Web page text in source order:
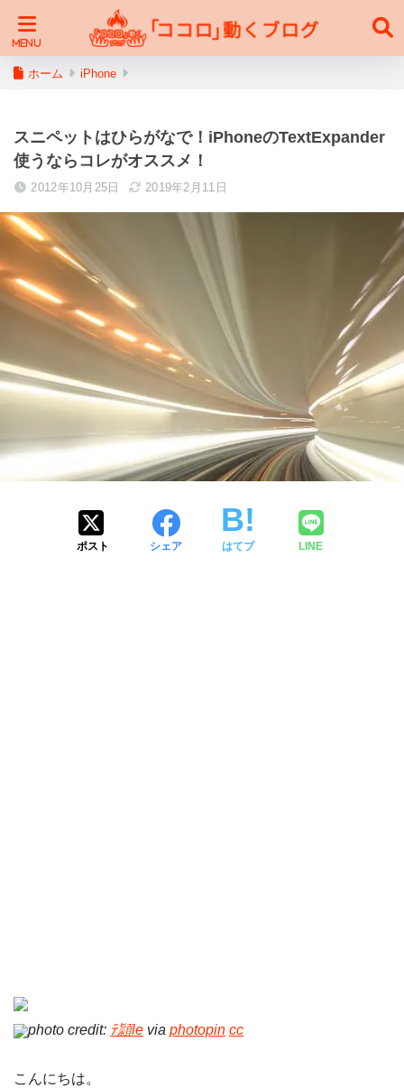
ホーム iPhone
スニペットはひらがなで！iPhoneのTextExpander
使うならコレがオススメ！
2012年10月25日 2019年2月11日
ポスト シェア はてブ LINE
photo credit: ﾃ頴le via photopin cc
こんにちは。